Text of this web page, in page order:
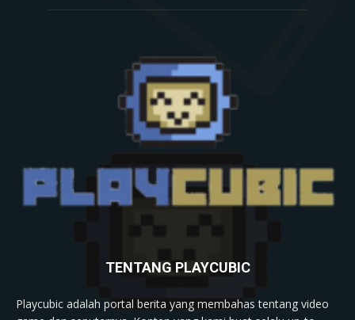
TENTANG PLAYCUBIC
Playcubic adalah portal berita yang membahas tentang video